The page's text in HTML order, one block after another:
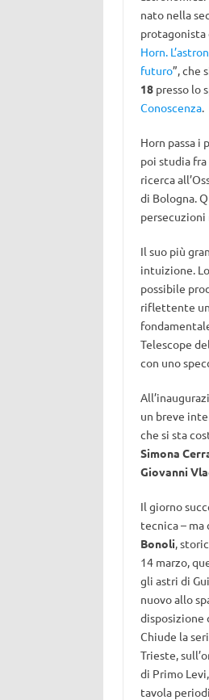
nato nella
protagonista
Horn.
futuro”, che
18presso lo
Conoscenza.
Horn passa i
poi studia
ricerca
di Bologna.
persecuzioni
Il suo più
intuizione.
possibile
riflettente
Telescope
con uno
un breve
che si sta
Simona
Giovanni
Il giorno
tecnica – ma
Bonoli,
14 marzo,
gli astri di
nuovo allo
disposizione
Chiude la
Trieste,
di Primo
tavola